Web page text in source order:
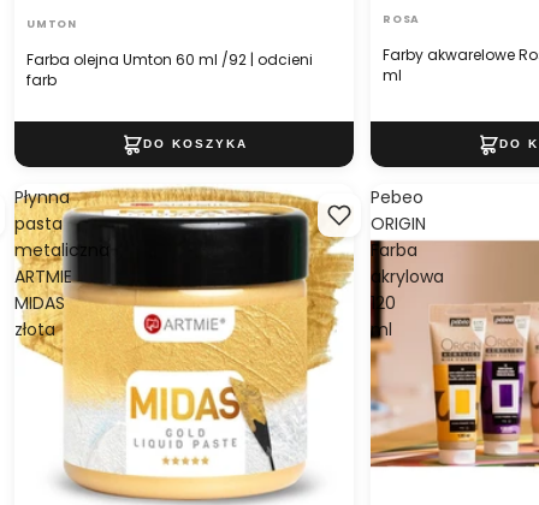
Farba olejna Umton 60 ml /92 | odcieni
farb
UMTON
Farby akwarelowe
ml
ROSA
Płynna
pasta
metaliczna
ARTMIE
MIDAS
złota
Pebeo
ORIGIN
Farba
akrylowa
120
ml